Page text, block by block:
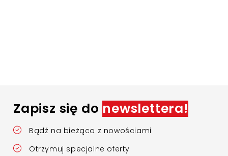
Zapisz się do newslettera!
Bądź na bieżąco z nowościami
Otrzymuj specjalne oferty